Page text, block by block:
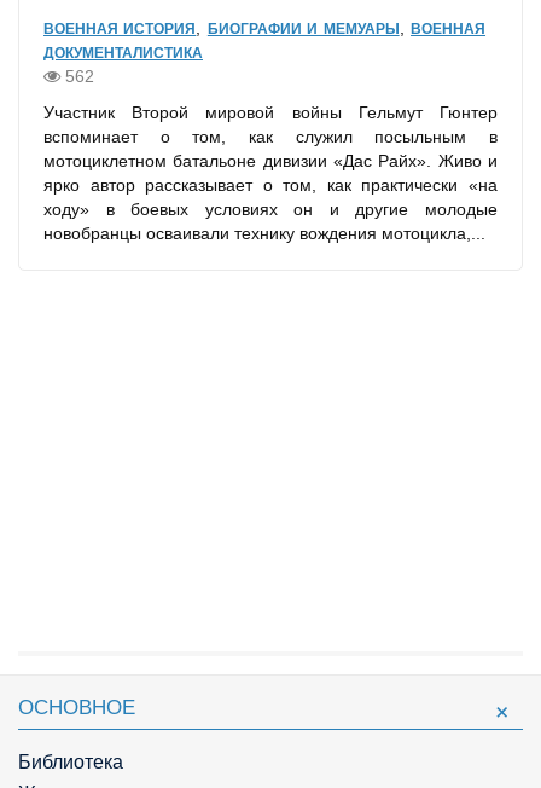
ВОЕННАЯ ИСТОРИЯ БИОГРАФИИ И МЕМУАРЫ ,ВОЕННАЯ
ДОКУМЕНТАЛИСТИКА
562
Участник Второй мировой войны Гельмут Гюнтер
вспоминает о том, как служил посыльным в
мотоциклетном батальоне дивизии «Дас Райх». Живо и
ярко автор рассказывает о том, как практически «на
ходу» в боевых условиях он и другие молодые
новобранцы осваивали технику вождения мотоцикла,...
ОСНОВНОЕ
Библиотека